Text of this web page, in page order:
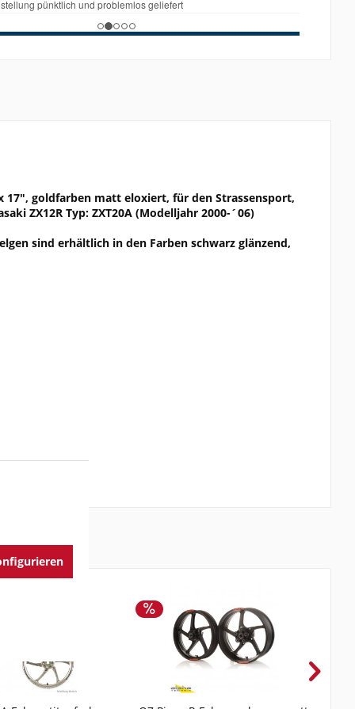
17", goldfarben matt eloxiert, für den Strassensport,
ZX12R Typ: ZXT20A (Modelljahr 2000-´06)
sind erhältlich in den Farben schwarz glänzend,